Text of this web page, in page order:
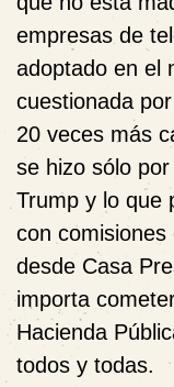
empresas de
adoptado en el
cuestionada
20 veces más
se hizo sólo
Trump y lo que
con
desde Casa
importa
Hacienda
todos y todas.